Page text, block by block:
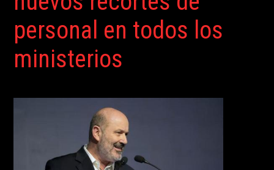
personal en todos los
ministerios